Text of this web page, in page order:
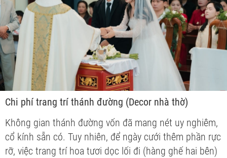
Chi phí trang trí thánh đường (Decor nhà thờ)
Không gian thánh đường vốn đã mang nét uy nghiêm,
cổ kính sẵn có. Tuy nhiên, để ngày cưới thêm phần rực
rỡ, việc trang trí hoa tươi dọc lối đi (hàng ghế hai bên)